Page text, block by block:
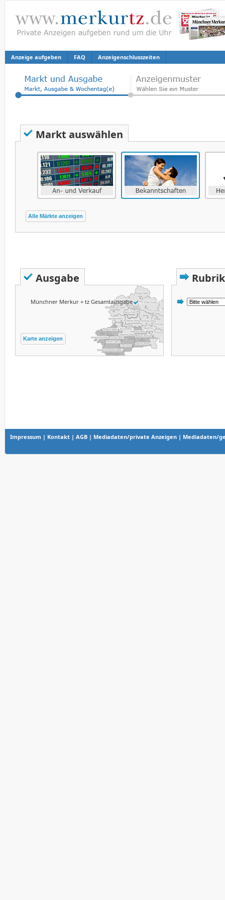
Anzeige aufgeben FAQ Anzeigenschlusszeiten
Markt auswählen
Alle Märkte anzeigen
Ausgabe
Münchner Merkur + tz Gesamtausgabe
Karte anzeigen
Rubrik
Impressum | Kontakt | AGB | Mediadaten/private Anzeigen | Mediadaten/